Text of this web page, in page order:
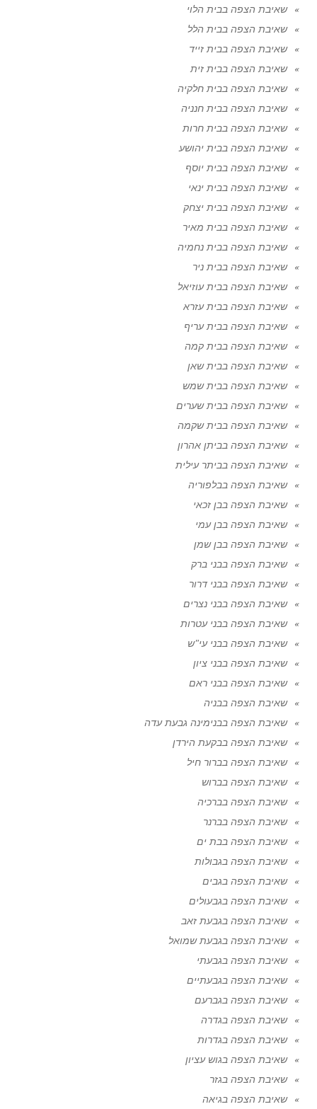
שאיבת הצפה בבית הלוי
שאיבת הצפה בבית הלל
שאיבת הצפה בבית זייד
שאיבת הצפה בבית זית
שאיבת הצפה בבית חלקיה
שאיבת הצפה בבית חנניה
שאיבת הצפה בבית חרות
שאיבת הצפה בבית יהושע
שאיבת הצפה בבית יוסף
שאיבת הצפה בבית ינאי
שאיבת הצפה בבית יצחק
שאיבת הצפה בבית מאיר
שאיבת הצפה בבית נחמיה
שאיבת הצפה בבית ניר
שאיבת הצפה בבית עוזיאל
שאיבת הצפה בבית עזרא
שאיבת הצפה בבית עריף
שאיבת הצפה בבית קמה
שאיבת הצפה בבית שאן
שאיבת הצפה בבית שמש
שאיבת הצפה בבית שערים
שאיבת הצפה בבית שקמה
שאיבת הצפה בביתן אהרון
שאיבת הצפה בביתר עילית
שאיבת הצפה בבלפוריה
שאיבת הצפה בבן זכאי
שאיבת הצפה בבן עמי
שאיבת הצפה בבן שמן
שאיבת הצפה בבני ברק
שאיבת הצפה בבני דרור
שאיבת הצפה בבני נצרים
שאיבת הצפה בבני עטרות
שאיבת הצפה בבני עי"ש
שאיבת הצפה בבני ציון
שאיבת הצפה בבני ראם
שאיבת הצפה בבניה
שאיבת הצפה בבנימינה גבעת עדה
שאיבת הצפה בבקעת הירדן
שאיבת הצפה בברור חיל
שאיבת הצפה בברוש
שאיבת הצפה בברכיה
שאיבת הצפה בברנר
שאיבת הצפה בבת ים
שאיבת הצפה בגבולות
שאיבת הצפה בגבים
שאיבת הצפה בגבעולים
שאיבת הצפה בגבעת זאב
שאיבת הצפה בגבעת שמואל
שאיבת הצפה בגבעתי
שאיבת הצפה בגבעתיים
שאיבת הצפה בגברעם
שאיבת הצפה בגדרה
שאיבת הצפה בגדרות
שאיבת הצפה בגוש עציון
שאיבת הצפה בגזר
שאיבת הצפה בגיאה